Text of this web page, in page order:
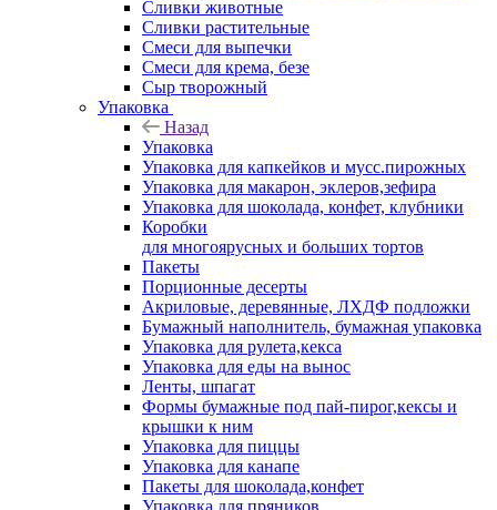
Сливки животные
Сливки растительные
Смеси для выпечки
Смеси для крема, безе
Сыр творожный
Упаковка
Назад
Упаковка
Упаковка для капкейков и мусс.пирожных
Упаковка для макарон, эклеров,зефира
Упаковка для шоколада, конфет, клубники
Коробки
для многоярусных и больших тортов
Пакеты
Порционные десерты
Акриловые, деревянные, ЛХДФ подложки
Бумажный наполнитель, бумажная упаковка
Упаковка для рулета,кекса
Упаковка для еды на вынос
Ленты, шпагат
Формы бумажные под пай-пирог,кексы и
крышки к ним
Упаковка для пиццы
Упаковка для канапе
Пакеты для шоколада,конфет
Упаковка для пряников